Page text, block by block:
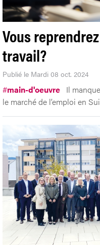
Vous
travail?
Publié le Mardi 08 oct. 2024
#main-d'oeuvre Il
le marché de l’emploi en